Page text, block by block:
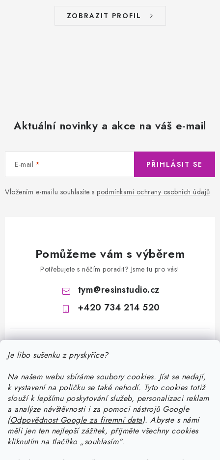
Je libo sušenku z pryskyřice?
Na našem webu sbíráme soubory cookies. Jíst se nedají,
k vystavení na poličku se také nehodí. Tyto cookies totiž
slouží k lepšímu poskytování služeb, personalizaci reklam
a analýze návštěvnosti i za pomoci nástrojů Google
(Odpovědnost Google za firemní data). Abyste s námi
měli jen ten nejlepší zážitek, přijměte všechny cookies
kliknutím na tlačítko „souhlasím“.
ZOBRAZIT PROFIL
Aktuální novinky a akce na váš e-mail
E-mail
Vložením e-mailu souhlasíte s podmínkami ochrany osobních údajů
PŘIHLÁSIT SE
Pomůžeme vám s výběrem
Potřebujete s něčím poradit? Jsme tu pro vás!
tym@resinstudio.cz
+420 734 214 520
Informace pro vás
Doprava a platba
Jak pracovat s pryskyřicí